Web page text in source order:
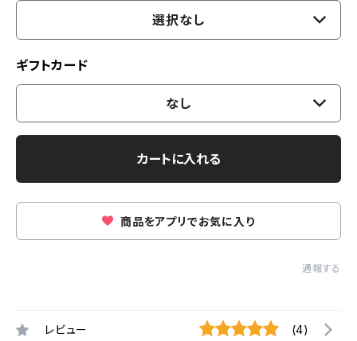
選択なし
ギフトカード
なし
カートに入れる
商品をアプリでお気に入り
通報する
レビュー (4)